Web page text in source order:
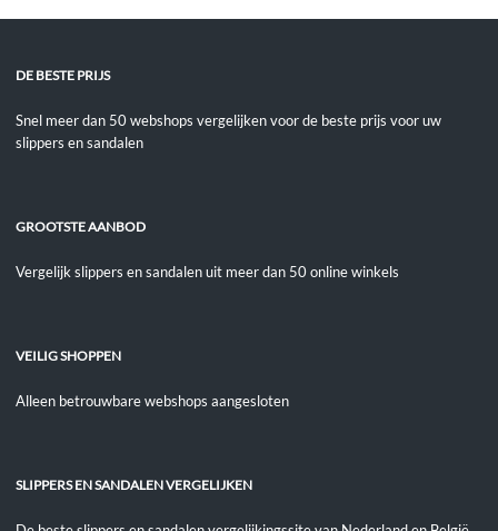
DE BESTE PRIJS
Snel meer dan 50 webshops vergelijken voor de beste prijs voor uw
slippers en sandalen
GROOTSTE AANBOD
Vergelijk slippers en sandalen uit meer dan 50 online winkels
VEILIG SHOPPEN
Alleen betrouwbare webshops aangesloten
SLIPPERS EN SANDALEN VERGELIJKEN